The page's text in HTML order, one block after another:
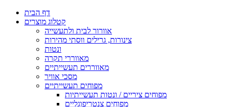
דף הבית
קטלוג מוצרים
אוורור לבית ולתעשייה
צינורות, גרילים ווסתי מהירות
ונטות
מאווררי תקרה
מאווררים תעשייתיים
מסכי אוויר
מפוחים תעשייתיים
מפוחים ציריים / ונטות תעשייתיות
מפוחים צנטריפוגליים